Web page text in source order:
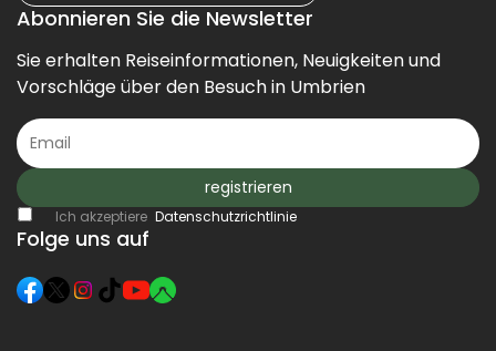
Abonnieren Sie die Newsletter
Sie erhalten Reiseinformationen, Neuigkeiten und
Vorschläge über den Besuch in Umbrien
registrieren
Ich akzeptiere Datenschutzrichtlinie
Folge uns auf